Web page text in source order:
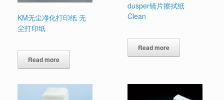
KM无尘净化打印纸 无
尘打印纸
Read more
dusper镜片擦拭纸
Clean
Read more